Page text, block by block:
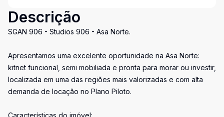
Descrição
SGAN 906 - Studios 906 - Asa Norte.
Apresentamos uma excelente oportunidade na Asa Norte:
kitnet funcional, semi mobiliada e pronta para morar ou investir,
localizada em uma das regiões mais valorizadas e com alta
demanda de locação no Plano Piloto.
Características do imóvel: